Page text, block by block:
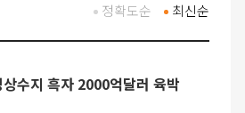
최신순
정확도순
수지 흑자 2000억달러 육박